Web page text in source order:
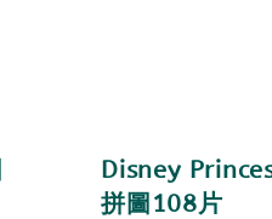
Disney
拼圖108片